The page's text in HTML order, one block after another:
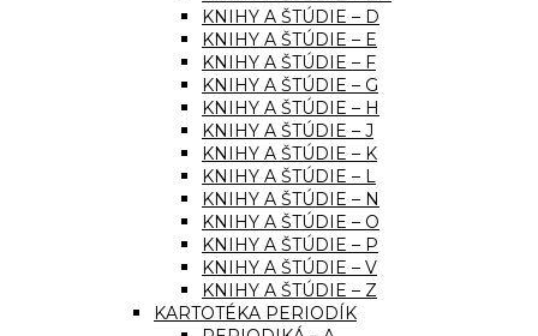
KNIHY A ŠTÚDIE – D
KNIHY A ŠTÚDIE – E
KNIHY A ŠTÚDIE – F
KNIHY A ŠTÚDIE – G
KNIHY A ŠTÚDIE – H
KNIHY A ŠTÚDIE – J
KNIHY A ŠTÚDIE – K
KNIHY A ŠTÚDIE – L
KNIHY A ŠTÚDIE – N
KNIHY A ŠTÚDIE – O
KNIHY A ŠTÚDIE – P
KNIHY A ŠTÚDIE – V
KNIHY A ŠTÚDIE – Z
KARTOTÉKA PERIODÍK